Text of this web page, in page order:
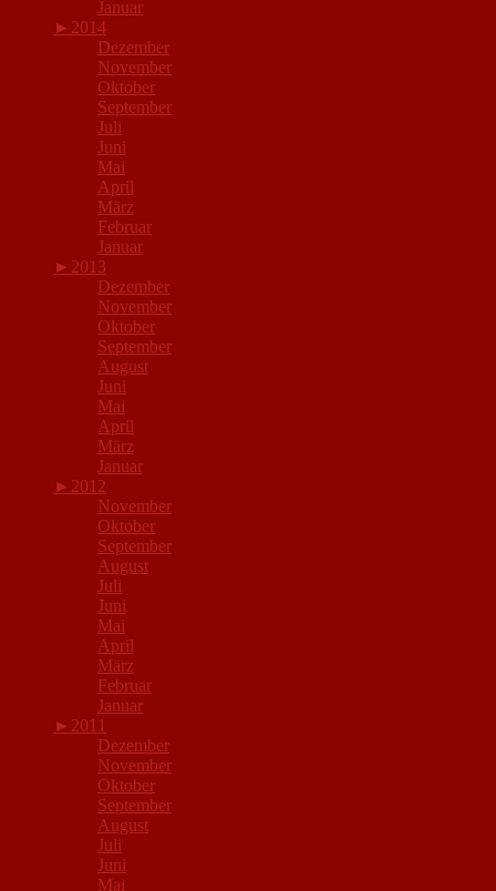
Januar
► 2014
Dezember
November
Oktober
September
Juli
Juni
Mai
April
März
Februar
Januar
► 2013
Dezember
November
Oktober
September
August
Juni
Mai
April
März
Januar
► 2012
November
Oktober
September
August
Juli
Juni
Mai
April
März
Februar
Januar
► 2011
Dezember
November
Oktober
September
August
Juli
Juni
Mai